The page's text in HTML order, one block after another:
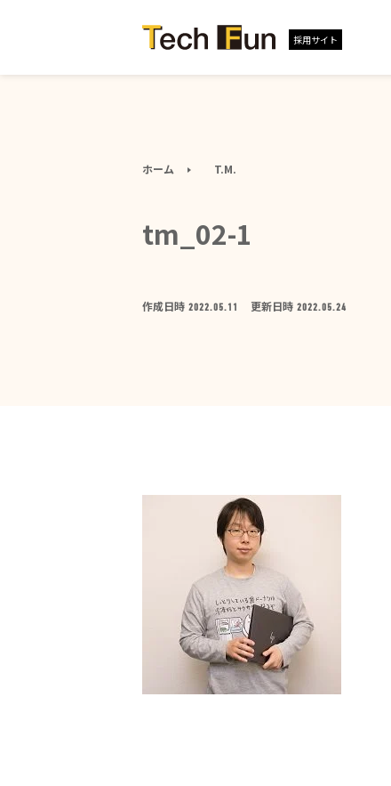
採用サイト
ホーム T.M.
tm_02-1
作成日時 2022.05.11 更新日時 2022.05.24